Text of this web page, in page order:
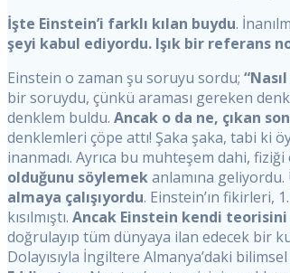
İşte Einstein’i farklı kılan buydu.
şeyi kabul ediyordu. Işık bir referans
Einstein o zaman şu soruyu sordu;
bir soruydu, çünkü araması gereken
denklem buldu. Ancak o da ne, çıkan
denklemleri çöpe attı! Şaka şaka, tabi ki
inanmadı. Ayrıca bu muhteşem dahi,
olduğunu söylemekanlamına
almaya çalışıyordu. Einstein’ın fikirleri,
kısılmıştı. Ancak Einstein kendi
doğrulayıp tüm dünyaya ilan edecek bir
Dolayısıyla İngiltere Almanya’daki